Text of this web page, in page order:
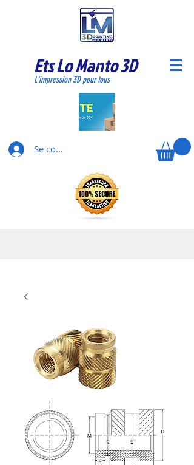
Ets Lo Manto 3D
L'impression 3D pour tous
Se connecter